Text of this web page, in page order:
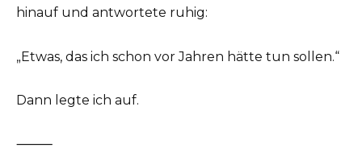
hinauf und antwortete ruhig:
„Etwas, das ich schon vor Jahren hätte tun sollen.“
Dann legte ich auf.
⸻